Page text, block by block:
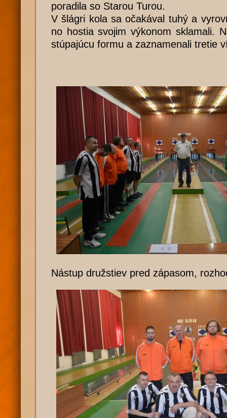
poradila so Starou Turou.
V šlágri kola sa očakával tuhý a
no hostia svojim výkonom sklamali.
stúpajúcu formu a zaznamenali tretie
Nástup družstiev pred zápasom,